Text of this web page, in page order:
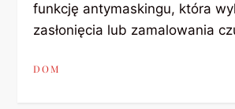
funkcję antymaskingu, która
zasłonięcia lub zamalowania
DOM